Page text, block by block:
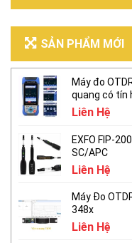
SẢN PHẨM MỚI
Máy đo
quang có tín
Liên Hệ
EXFO FIP-
SC/APC
Liên Hệ
Máy Đo
348x
Liên Hệ